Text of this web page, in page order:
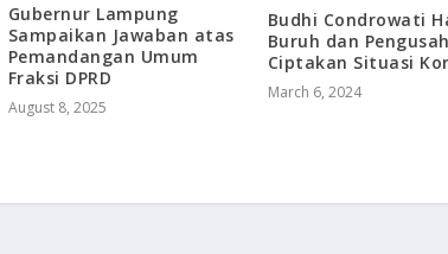
Gubernur Lampung
Sampaikan Jawaban atas
Pemandangan Umum
Fraksi DPRD
August 8, 2025
Budhi Condrowati
Buruh dan
Ciptakan Situasi
March 6, 2024